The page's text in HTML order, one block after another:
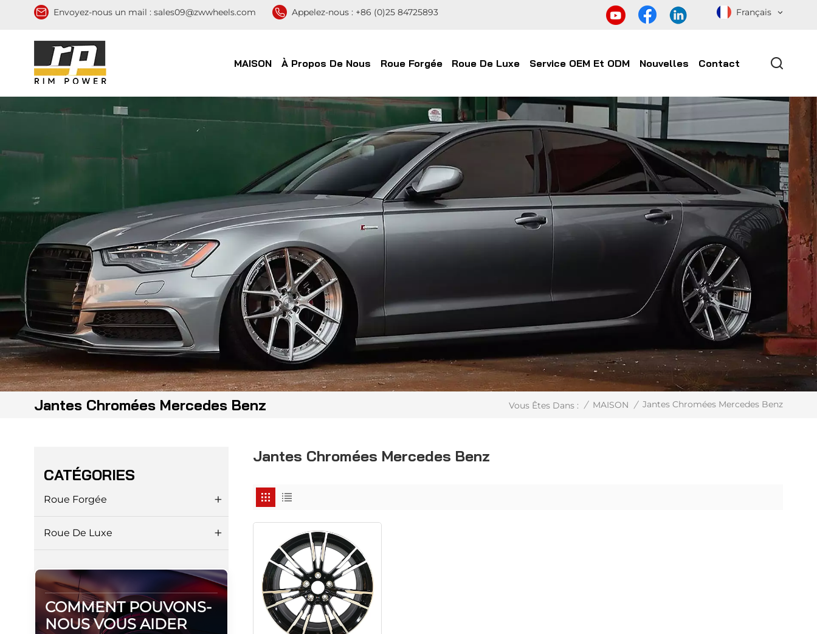
Envoyez-nous un mail : sales09@zwwheels.com Appelez-nous : +86 (0)25 84725893 Français
MAISON À Propos De Nous Roue Forgée Roue De Luxe Service OEM Et ODM Nouvelles Contact
Jantes Chromées Mercedes Benz Vous Êtes Dans : / MAISON / Jantes Chromées Mercedes Benz
Jantes Chromées Mercedes Benz
CATÉGORIES
Roue Forgée
Roue De Luxe
COMMENT POUVONS-
NOUS VOUS AIDER